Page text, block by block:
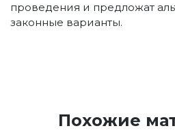
проведения и предложат
законные варианты.
Похожие